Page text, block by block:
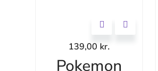
139,00 kr.
Pokemon